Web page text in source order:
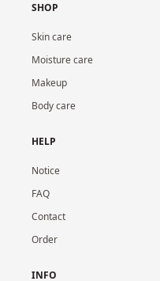
SHOP
Skin care
Moisture care
Makeup
Body care
HELP
Notice
FAQ
Contact
Order
INFO